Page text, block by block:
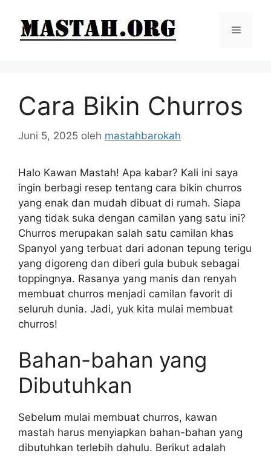
Menu
Cara Bikin Churros
Juni 5, 2025 oleh mastahbarokah
Halo Kawan Mastah! Apa kabar? Kali ini saya
ingin berbagi resep tentang cara bikin churros
yang enak dan mudah dibuat di rumah. Siapa
yang tidak suka dengan camilan yang satu ini?
Churros merupakan salah satu camilan khas
Spanyol yang terbuat dari adonan tepung terigu
yang digoreng dan diberi gula bubuk sebagai
toppingnya. Rasanya yang manis dan renyah
membuat churros menjadi camilan favorit di
seluruh dunia. Jadi, yuk kita mulai membuat
churros!
Bahan-bahan yang
Dibutuhkan
Sebelum mulai membuat churros, kawan
mastah harus menyiapkan bahan-bahan yang
dibutuhkan terlebih dahulu. Berikut adalah